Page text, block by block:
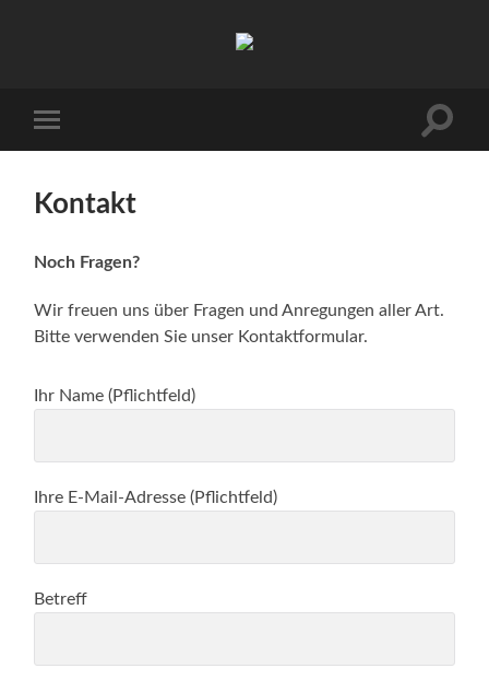
Menü
Kontakt
Noch Fragen?
Wir freuen uns über Fragen und Anregungen aller Art.
Bitte verwenden Sie unser Kontaktformular.
Ihr Name (Pflichtfeld)
Ihre E-Mail-Adresse (Pflichtfeld)
Betreff